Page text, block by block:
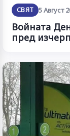
СВЯТ 5 Август
Войната
пред